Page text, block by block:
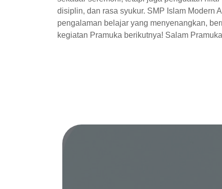
disiplin, dan rasa syukur. SMP Islam Modern
pengalaman belajar yang menyenangkan,
kegiatan Pramuka berikutnya! Salam